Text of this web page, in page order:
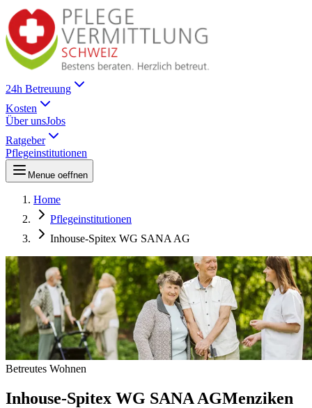
24h Betreuung
Kosten
Über unsJobs
Ratgeber
Pflegeinstitutionen
Menue oeffnen
Home
Pflegeinstitutionen
Inhouse-Spitex WG SANA AG
Betreutes Wohnen
Inhouse-Spitex WG SANA AGMenziken